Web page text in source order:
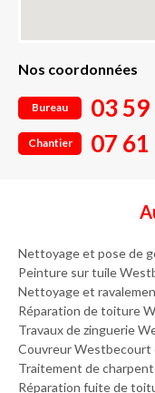
Nos coordonnées
Bureau 03 59
Chantier 07
Nettoyage et pose de
Peinture sur tuile
Nettoyage et
Réparation de toiture
Travaux de zinguerie
Couvreur Westbecourt
Traitement de
Réparation fuite de